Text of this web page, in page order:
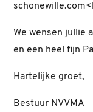
We wensen jullie
en een heel fijn
Hartelijke groet,
Bestuur NVVMA